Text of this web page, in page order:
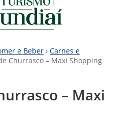
e Beber › Carnes e
Churrasco – Maxi Shopping
– Maxi